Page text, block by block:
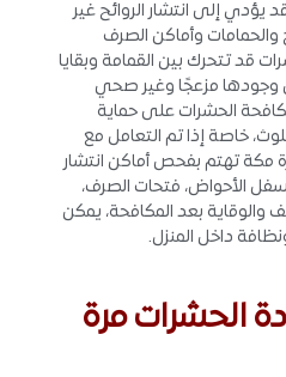
يؤدي إلى انتشار الروائح غير
والحمامات وأماكن الصرف
قد تتحرك بين القمامة وبقايا
وجودها مزعجًا وغير صحي
الحشرات على حماية
خاصة إذا تم التعامل مع
مكة تهتم بفحص أماكن انتشار
الأحواض، فتحات الصرف،
والوقاية بعد المكافحة، يمكن
داخل المنزل.
الحشرات مرة